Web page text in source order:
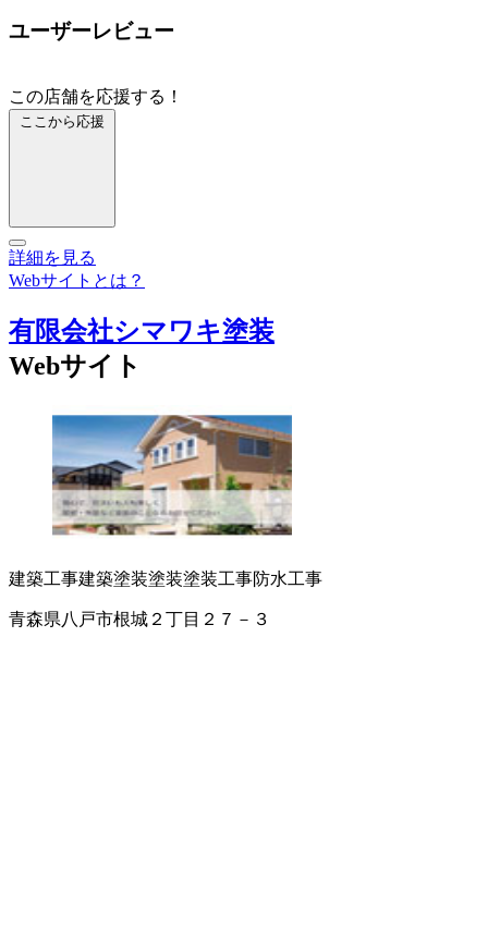
ユーザーレビュー
この店舗を応援する！
ここから応援
詳細を見る
Webサイトとは？
有限会社シマワキ塗装
Webサイト
建築工事建築塗装塗装塗装工事防水工事
青森県八戸市根城２丁目２７－３